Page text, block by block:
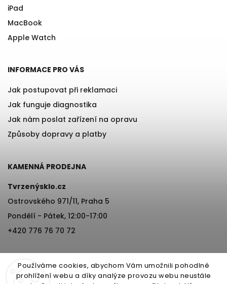
Používáme cookies, abychom Vám umožnili pohodlné
prohlížení webu a díky analýze provozu webu neustále
iPad
MacBook
Apple Watch
INFORMACE PRO VÁS
Jak postupovat při reklamaci
Jak funguje diagnostika
Jak nám poslat zařízení na opravu
Způsoby dopravy a platby
KAMENNÁ PRODEJNA
Tvrzenýsklo.cz
Ostrovského 971/11, Praha 5
Pondělí - Pátek, 12:00-17:00
+420 776 76 70 72